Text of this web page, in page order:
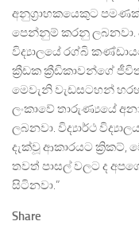
අනුග්‍රාහකයෙකුට
පෙන්නුම් කරනු ලබනවා.
විද්‍යාලයේ රග්බි
ක්‍රීඩක ක්‍රීඩිකාවන්ගේ
මෙවැනි වැඩසටහන්
ලංකාවේ තාරුණ්‍යයේ
ලබනවා. විද්‍යාර්ථ
දැක්වූ ආකාරයට ක්‍රිකට්,
තවත් පාසල් වලට ද
සිටිනවා.”
Share